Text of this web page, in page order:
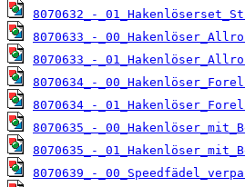
8070632_-
8070633_-
8070633_-
8070634_-
8070634_-
8070635_-
8070635_-
8070639_-